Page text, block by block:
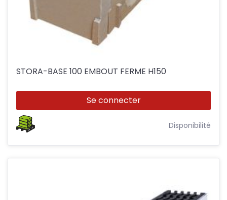
STORA-BASE 100 EMBOUT FERME H150
Se connecter
Disponibilité